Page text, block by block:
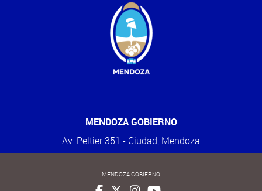
MENDOZA GOBIERNO
Av. Peltier 351 - Ciudad, Mendoza
MENDOZA GOBIERNO